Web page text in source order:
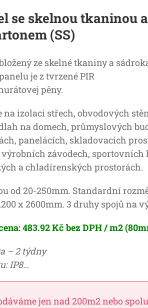
se skelnou tkaninou a
(SS)
ze skelné tkaniny a
je z tvrzené PIR
pěny.
na izolaci střech, obvodových
na domech, průmyslových
panelácích, skladovacích
výrobních závodech, sportovních
a chladírenských prostorách.
od 20-250mm. Standardní
x 2600mm. 3 druhy spojů na
483.92 Kč bez DPH / m2
– 2 týdny
IP8…
jen nad 200m2 nebo